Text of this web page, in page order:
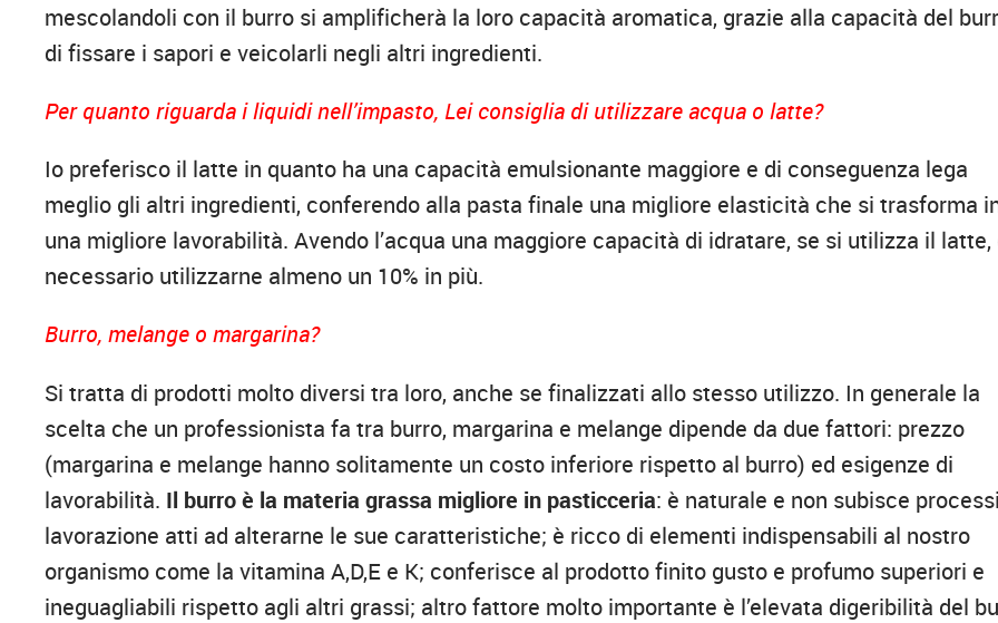
mescolandoli con il burro si amplificherà la loro capacità aromatica, grazie alla capacità del
di fissare i sapori e veicolarli negli altri ingredienti.
Per quanto riguarda i liquidi nell’impasto, Lei consiglia di utilizzare acqua o latte?
Io preferisco il latte in quanto ha una capacità emulsionante maggiore e di conseguenza lega
meglio gli altri ingredienti, conferendo alla pasta finale una migliore elasticità che si trasforma
una migliore lavorabilità. Avendo l’acqua una maggiore capacità di idratare, se si utilizza il latte,
necessario utilizzarne almeno un 10% in più.
Burro, melange o margarina?
Si tratta di prodotti molto diversi tra loro, anche se finalizzati allo stesso utilizzo. In generale la
scelta che un professionista fa tra burro, margarina e melange dipende da due fattori: prezzo
(margarina e melange hanno solitamente un costo inferiore rispetto al burro) ed esigenze di
lavorabilità. Il burro è la materia grassa migliore in pasticceria: è naturale e non subisce
lavorazione atti ad alterarne le sue caratteristiche; è ricco di elementi indispensabili al nostro
organismo come la vitamina A,D,E e K; conferisce al prodotto finito gusto e profumo superiori e
ineguagliabili rispetto agli altri grassi; altro fattore molto importante è l’elevata digeribilità del